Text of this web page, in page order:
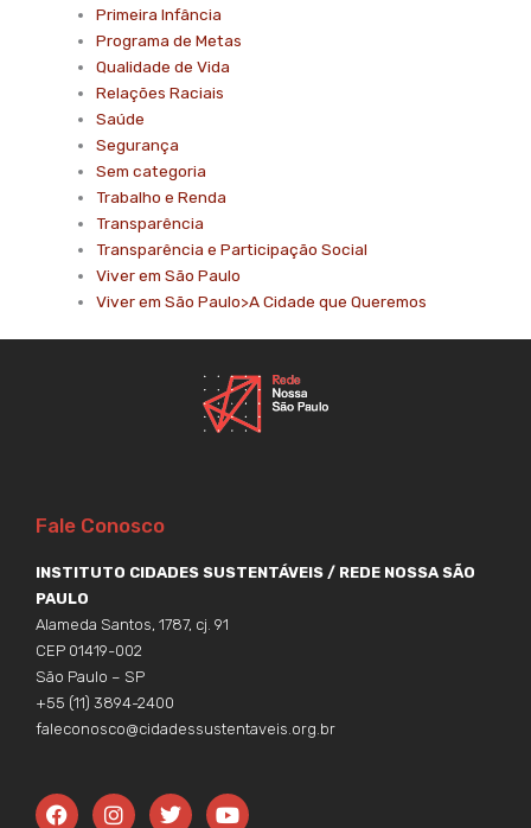
Primeira Infância
Programa de Metas
Qualidade de Vida
Relações Raciais
Saúde
Segurança
Sem categoria
Trabalho e Renda
Transparência
Transparência e Participação Social
Viver em São Paulo
Viver em São Paulo>A Cidade que Queremos
Fale Conosco
INSTITUTO CIDADES SUSTENTÁVEIS / REDE NOSSA SÃO
PAULO
Alameda Santos, 1787, cj. 91
CEP 01419-002
São Paulo – SP
+55 (11) 3894-2400
faleconosco@cidadessustentaveis.org.br
F
I
T
Y